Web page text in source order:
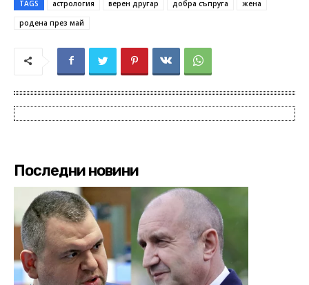
TAGS астрология верен другар добра съпруга
жена
родена през май
Последни новини